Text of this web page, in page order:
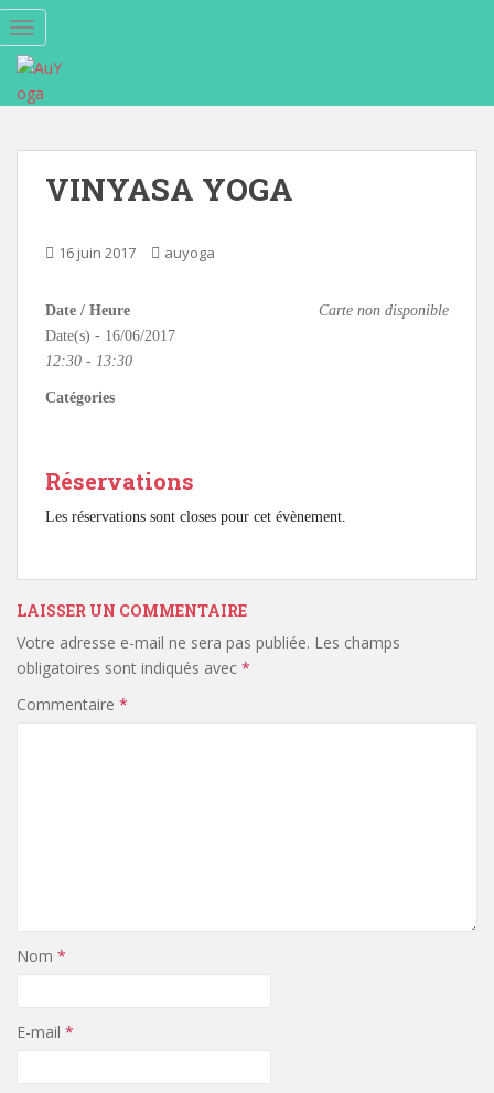
S
t
TOGGLE NAVIGATION
VINYASA YOGA
16 juin 2017 auyoga
Carte non disponible
Date / Heure
Date(s) - 16/06/2017
12:30 - 13:30
Catégories
Réservations
Les réservations sont closes pour cet évènement.
LAISSER UN COMMENTAIRE
Votre adresse e-mail ne sera pas publiée. Les champs
obligatoires sont indiqués avec *
Commentaire *
Nom *
E-mail *